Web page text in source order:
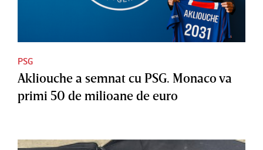
PSG
Akliouche a semnat cu PSG. Monaco va
primi 50 de milioane de euro